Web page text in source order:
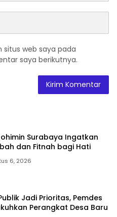
situs web saya pada
saya berikutnya.
Surabaya Ingatkan
dan Fitnah bagi Hati
6, 2026
Jadi Prioritas, Pemdes
Perangkat Desa Baru